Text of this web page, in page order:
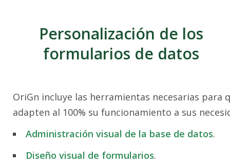
Personalización de los
formularios de datos
OriGn incluye las herramientas necesarias
adapten al 100% su funcionamiento a sus
Administración visual de la base de datos.
Diseño visual de formularios.